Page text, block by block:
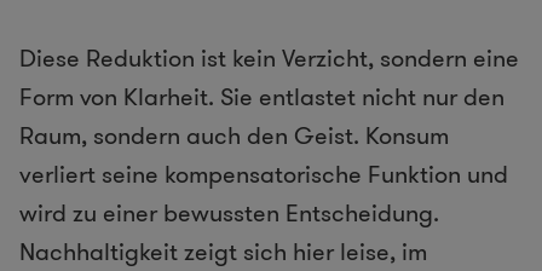
Diese Reduktion ist kein Verzicht, sondern eine
Form von Klarheit. Sie entlastet nicht nur den
Raum, sondern auch den Geist. Konsum
verliert seine kompensatorische Funktion und
wird zu einer bewussten Entscheidung.
Nachhaltigkeit zeigt sich hier leise, im